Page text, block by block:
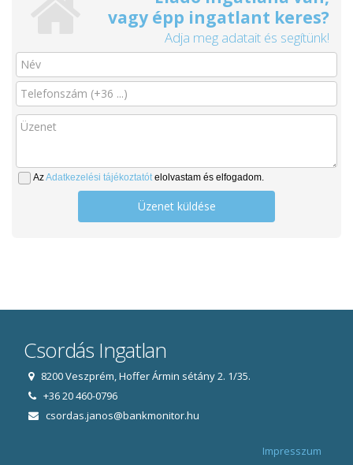
vagy épp ingatlant keres?
Adja meg adatait és segítünk!
AzAdatkezelési tájékoztatótelolvastam és elfogadom.
Üzenet küldése
Csordás Ingatlan
8200 Veszprém, Hoffer Ármin sétány 2. 1/35.
+36 20 460-0796
csordas.janos@bankmonitor.hu
Impresszum